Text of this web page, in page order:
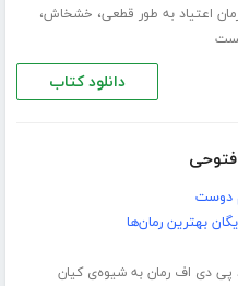
اعتیاد به طور قطعی، خشخاش،
دانلود کتاب
فتوحی
دوست
بهترین رمان‌ها
پی دی اف رمان به شیوه‌ی کیان